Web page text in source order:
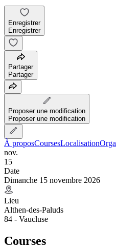
Enregistrer
Enregistrer
Partager
Partager
Proposer une modification
Proposer une modification
À proposCoursesLocalisation
nov.
15
Date
Dimanche 15 novembre 2026
Lieu
Althen-des-Paluds
84 - Vaucluse
Courses